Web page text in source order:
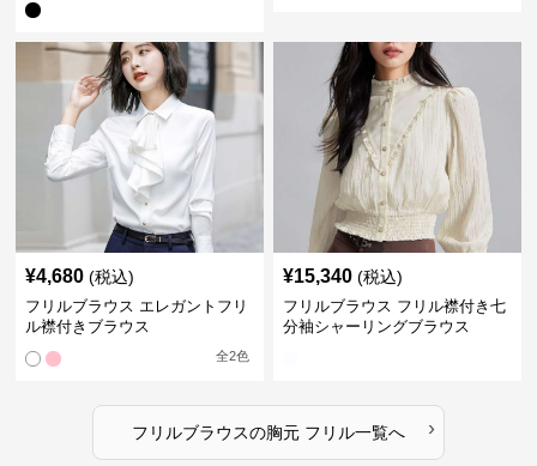
¥4,680 (税込)
フリルブラウス エレガントフリ
ル襟付きブラウス
全2色
¥15,340 (税込)
フリルブラウス フリル襟付き七
分袖シャーリングブラウス
フリルブラウスの胸元 フリル一覧へ ›